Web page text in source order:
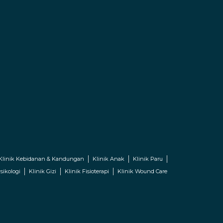
Kebidanan & Kandungan Klinik Anak
Klinik Paru
Klinik Gizi Klinik Fisioterapi Klinik Wound Care